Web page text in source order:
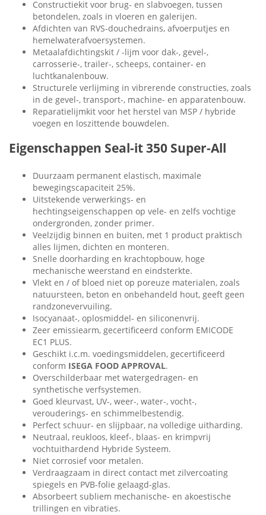
Constructiekit voor brug- en slabvoegen, tussen
betondelen, zoals in vloeren en galerijen.
Afdichten van RVS-douchedrains, afvoerputjes en
hemelwaterafvoersystemen.
Metaalafdichtingskit / -lijm voor dak-, gevel-,
carrosserie-, trailer-, scheeps, container- en
luchtkanalenbouw.
Structurele verlijming in vibrerende constructies, zoals
in de gevel-, transport-, machine- en apparatenbouw.
Reparatielijmkit voor het herstel van MSP / hybride
voegen en loszittende bouwdelen.
Eigenschappen Seal-it 350 Super-All
Duurzaam permanent elastisch, maximale
bewegingscapaciteit 25%.
Uitstekende verwerkings- en
hechtingseigenschappen op vele- en zelfs vochtige
ondergronden, zonder primer.
Veelzijdig binnen en buiten, met 1 product praktisch
alles lijmen, dichten en monteren.
Snelle doorharding en krachtopbouw, hoge
mechanische weerstand en eindsterkte.
Vlekt en / of bloed niet op poreuze materialen, zoals
natuursteen, beton en onbehandeld hout, geeft geen
randzonevervuiling.
Isocyanaat-, oplosmiddel- en siliconenvrij.
Zeer emissiearm, gecertificeerd conform EMICODE
EC1 PLUS.
Geschikt i.c.m. voedingsmiddelen, gecertificeerd
conform ISEGA FOOD APPROVAL.
Overschilderbaar met watergedragen- en
synthetische verfsystemen.
Goed kleurvast, UV-, weer-, water-, vocht-,
verouderings- en schimmelbestendig.
Perfect schuur- en slijpbaar, na volledige uitharding.
Neutraal, reukloos, kleef-, blaas- en krimpvrij
vochtuithardend Hybride Systeem.
Niet corrosief voor metalen.
Verdraagzaam in direct contact met zilvercoating
spiegels en PVB-folie gelaagd-glas.
Absorbeert subliem mechanische- en akoestische
trillingen en vibraties.